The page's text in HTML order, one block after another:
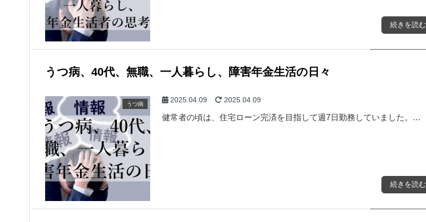
続きを読む
うつ病、40代、無職、一人暮らし、障害年金生活の日々
うつ病 2025.04.09 2025.04.09
健常者の頃は、住宅ローン完済を目指して週7日勤務していました。…
続きを読む